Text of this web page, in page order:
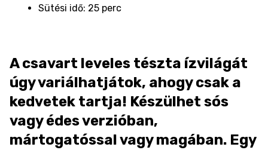
Sütési idő: 25 perc
A csavart leveles tészta ízvilágát
úgy variálhatjátok, ahogy csak a
kedvetek tartja! Készülhet sós
vagy édes verzióban,
mártogatóssal vagy magában. Egy